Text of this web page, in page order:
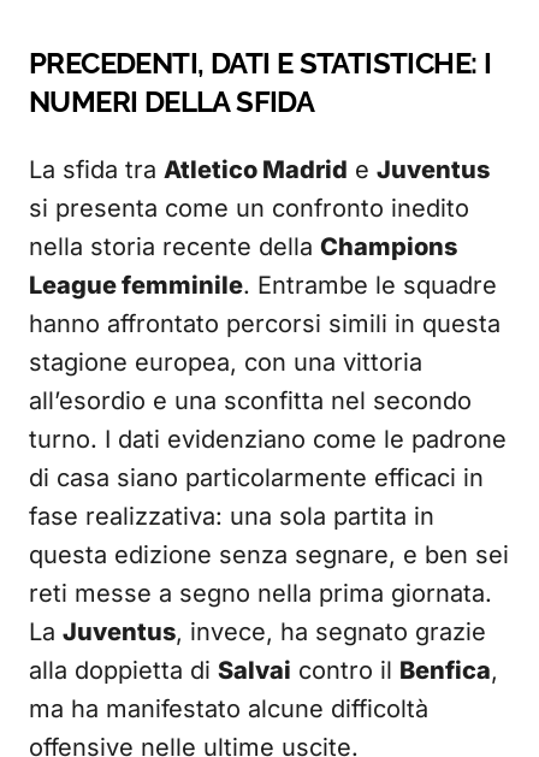
PRECEDENTI, DATI E STATISTICHE: I
NUMERI DELLA SFIDA
La sfida tra Atletico Madrid e Juventus
si presenta come un confronto inedito
nella storia recente della Champions
League femminile. Entrambe le squadre
hanno affrontato percorsi simili in questa
stagione europea, con una vittoria
all’esordio e una sconfitta nel secondo
turno. I dati evidenziano come le padrone
di casa siano particolarmente efficaci in
fase realizzativa: una sola partita in
questa edizione senza segnare, e ben sei
reti messe a segno nella prima giornata.
La Juventus, invece, ha segnato grazie
alla doppietta di Salvai contro il Benfica,
ma ha manifestato alcune difficoltà
offensive nelle ultime uscite.